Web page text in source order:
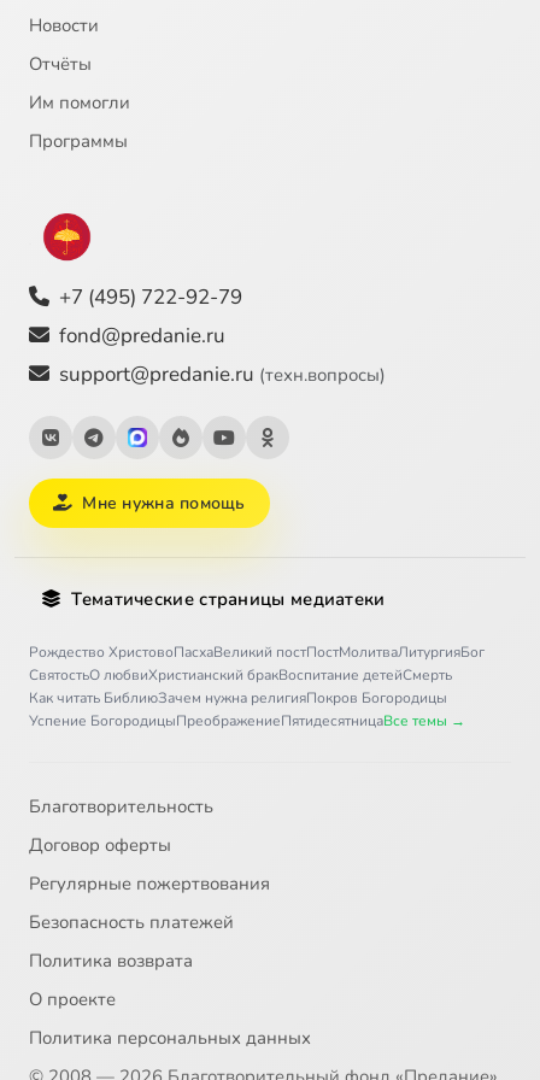
Новости
Отчёты
Им помогли
Программы
+7 (495) 722-92-79
fond@predanie.ru
support@predanie.ru (техн.вопросы)
Мне нужна помощь
Тематические страницы медиатеки
Рождество ХристовоПасхаВеликий постПостМолитваЛитургияБог
СвятостьО любвиХристианский бракВоспитание детейСмерть
Как читать БиблиюЗачем нужна религияПокров Богородицы
Успение БогородицыПреображениеПятидесятницаВсе темы →
Благотворительность
Договор оферты
Регулярные пожертвования
Безопасность платежей
Политика возврата
О проекте
Политика персональных данных